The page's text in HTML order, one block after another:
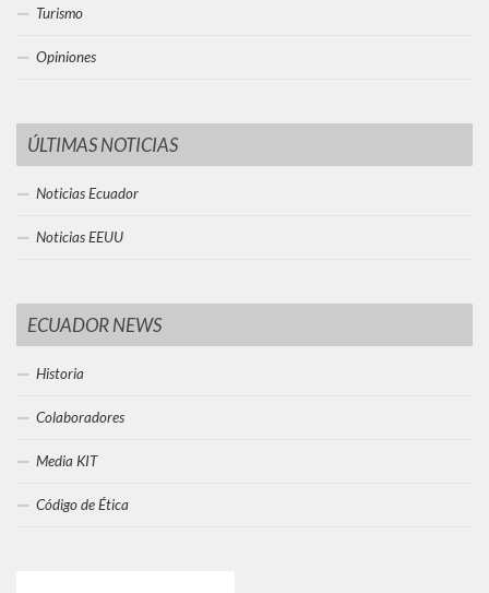
Turismo
Opiniones
ÚLTIMAS NOTICIAS
Noticias Ecuador
Noticias EEUU
ECUADOR NEWS
Historia
Colaboradores
Media KIT
Código de Ética